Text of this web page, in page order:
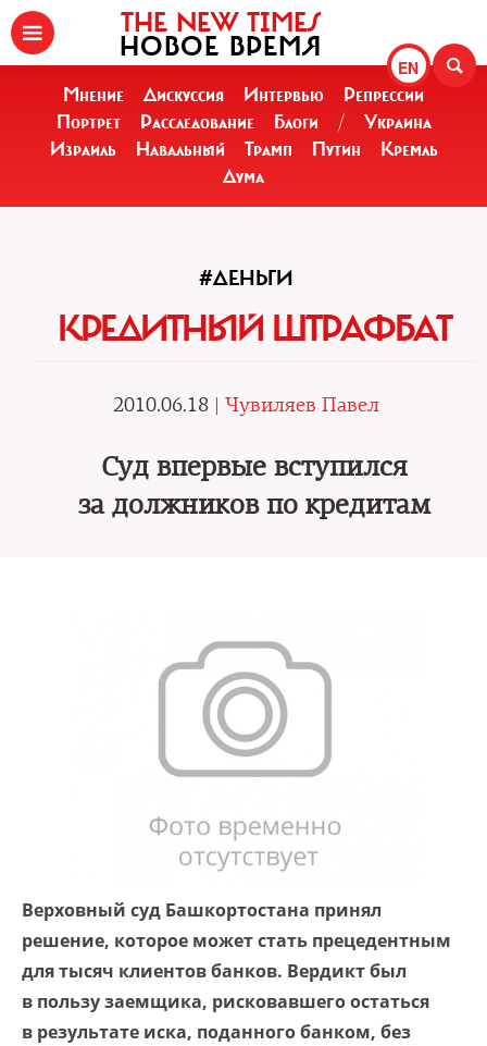
EN
THE NEW TIMES
НОВОЕ ВРЕМЯ
Мнение Дискуссия Интервью
Репрессии
Портрет
Расследование Блоги /
Украина
Израиль
Навальный Трамп Путин
Кремль
Дума
#ДЕНЬГИ
КРЕДИТНЫЙ ШТРАФБАТ
2010.06.18 | Чувиляев Павел
Суд впервые вступился
за должников по кредитам
Верховный суд Башкортостана принял
решение, которое может стать прецедентным
для тысяч клиентов банков. Вердикт был
в пользу заемщика, рисковавшего остаться
в результате иска, поданного банком, без